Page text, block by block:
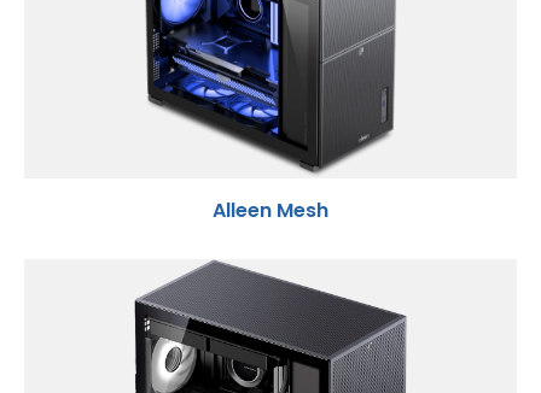
Alleen Mesh